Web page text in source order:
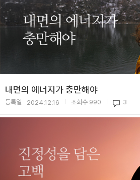
내면의 에너지가 충만해야
등록일 2024.12.16 조회수 990 3